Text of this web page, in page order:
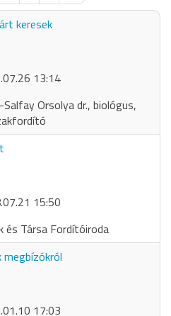
keresek
13:14
Orsolya dr., biológus,
15:50
és Társa Fordítóiroda
megbízókról
17:03